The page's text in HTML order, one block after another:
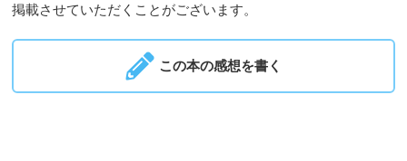
掲載させていただくことがございます。
この本の感想を書く